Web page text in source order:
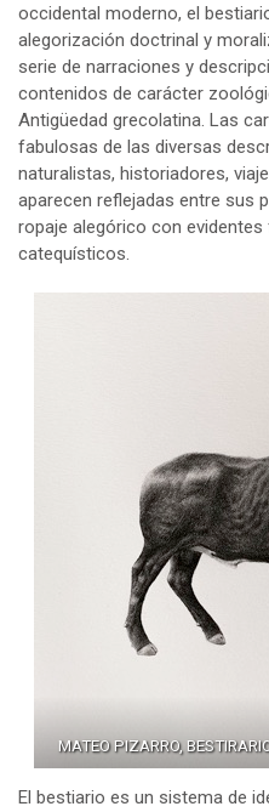
occidental moderno, el
alegorización doctrinal y
serie de narraciones y
contenidos de carácter
Antigüedad grecolatina. Las
fabulosas de las diversas
naturalistas, historiadores,
aparecen reflejadas entre sus
ropaje alegórico con
catequísticos.
MATEO PIZARRO,
El bestiario es un sistema de